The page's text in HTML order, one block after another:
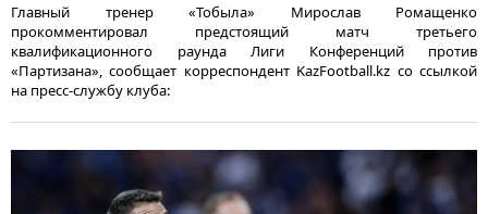
Главный тренер «Тобыла» Мирослав Ромащенко
прокомментировал предстоящий матч третьего
квалификационного раунда Лиги Конференций против
«Партизана», сообщает корреспондент KazFootball.kz со ссылкой
на пресс-службу клуба: